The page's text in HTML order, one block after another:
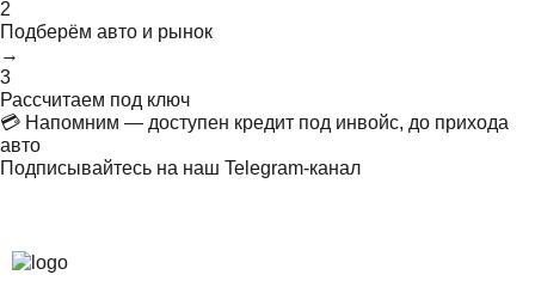
2
Подберём авто и рынок
→
3
Рассчитаем под ключ
💳 Напомним — доступен кредит под инвойс, до прихода
авто
Подписывайтесь на наш Telegram-канал